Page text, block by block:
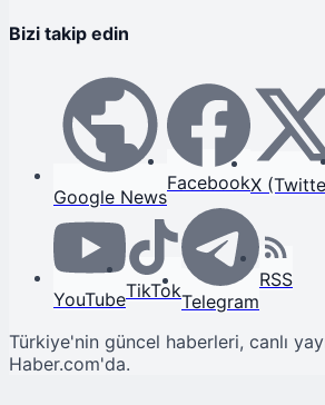
Bizi takip edin
Google News
FacebookX
YouTubeTikTokTelegram
RSS
Türkiye'nin güncel haberleri, canlı
Haber.com'da.